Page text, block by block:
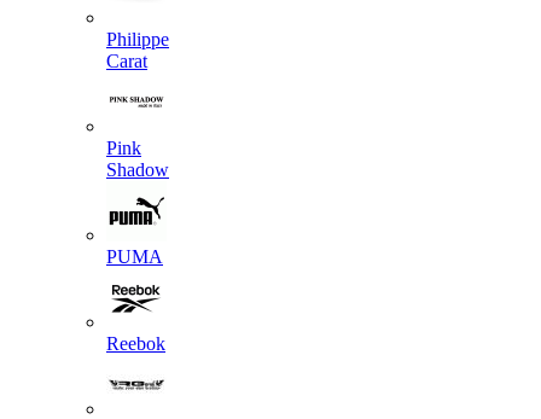
Philippe
Carat
Pink
Shadow
PUMA
Reebok